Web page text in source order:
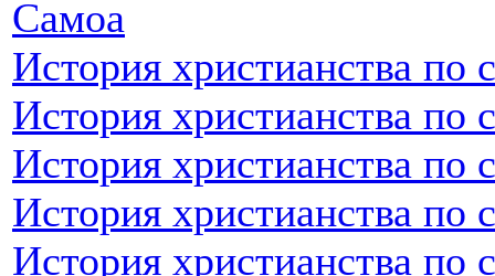
Самоа
История христианства по
История христианства по
История христианства по
История христианства по
История христианства по